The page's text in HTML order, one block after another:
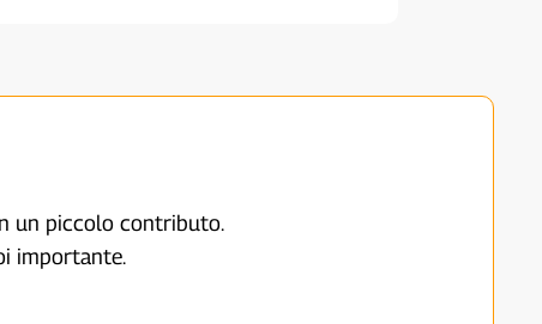
un piccolo contributo.
importante.